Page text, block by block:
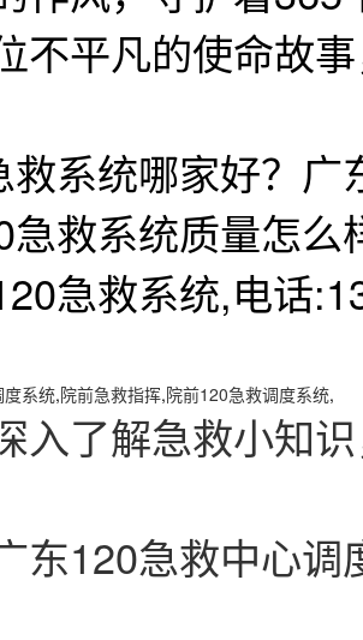
不平凡的使命故
救系统哪家好？
急救系统质量怎
急救系统,电话
度系统,院前急救指挥,院前120急救调度系统,
入了解急救小知
东120急救中心